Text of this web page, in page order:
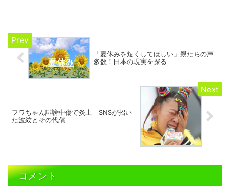
「夏休みを短くしてほしい」親たちの声
多数！日本の現実を探る
フワちゃん誹謗中傷で炎上 SNSが招い
た波紋とその代償
コメント